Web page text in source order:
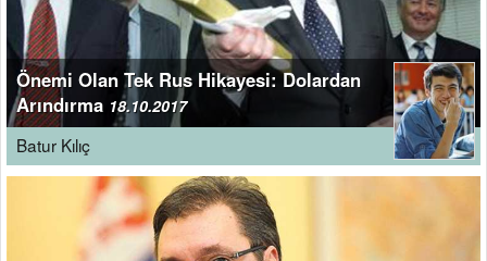
Önemi Olan Tek Rus Hikayesi: Dolardan
Arındırma 18.10.2017
Batur Kılıç